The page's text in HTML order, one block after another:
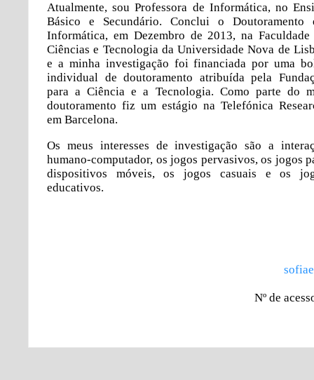
Atualmente, sou Professora de Informática, no
Básico e Secundário. Conclui o Doutoramento
Informática, em Dezembro de 2013, na Faculdade
Ciências e Tecnologia da Universidade Nova de
e a minha investigação foi financiada por uma
individual de doutoramento atribuída pela
para a Ciência e a Tecnologia. Como parte do
doutoramento fiz um estágio na Telefónica
em Barcelona.
Os meus interesses de investigação são a
humano-computador, os jogos pervasivos, os jogos
dispositivos móveis, os jogos casuais e os
educativos.
Nº de